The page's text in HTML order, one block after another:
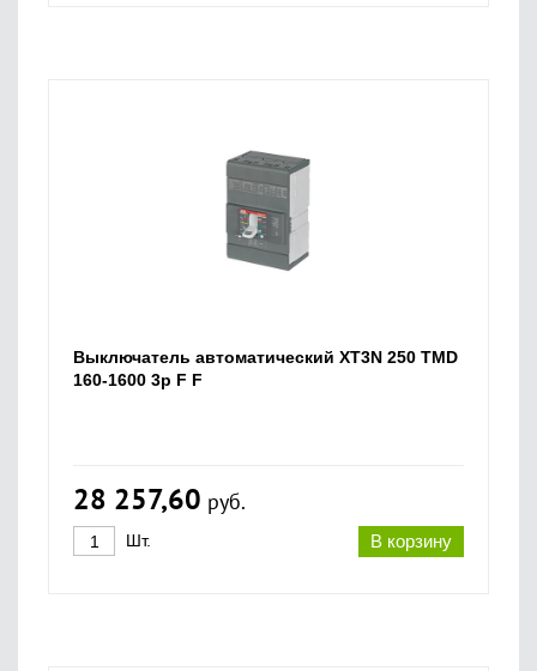
Выключатель автоматический XT3N 250 TMD
160-1600 3p F F
28 257,60 руб.
В корзину
Шт.